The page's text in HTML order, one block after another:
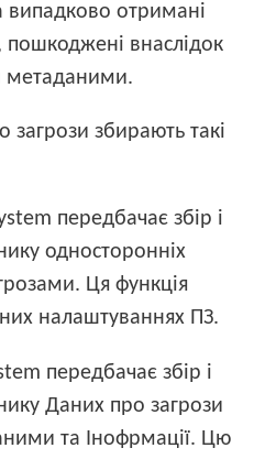
випадково отримані
пошкоджені внаслідок
метаданими.
загрози збирають такі
передбачає збір і
односторонніх
Ця функція
налаштуваннях ПЗ.
передбачає збір і
Даних про загрози
та Інофрмації. Цю